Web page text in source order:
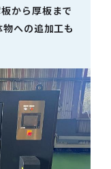
から厚板まで
への追加工も